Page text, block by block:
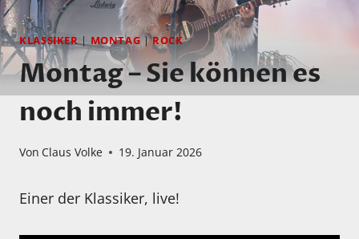
KLASSIKER|MONTAG|ROCK
Montag – Sie können es
noch immer!
Von Claus Volke 19. Januar 2026
Einer der Klassiker, live!